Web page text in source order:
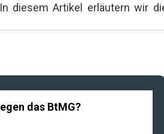
In diesem Artikel erläutern wir
das BtMG?